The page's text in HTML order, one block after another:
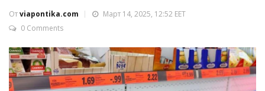
Отviapontika.com
Март 14, 2025, 12:52 EET
0 Comments